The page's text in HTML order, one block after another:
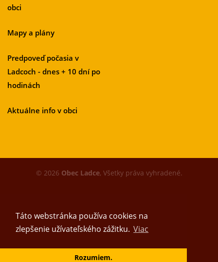
Táto webstránka používa cookies na
zlepšenie užívateľského zážitku. Viac
Rozumiem.
obci
Mapy a plány
Predpoveď počasia v
Ladcoch - dnes + 10 dní po
hodinách
Aktuálne info v obci
© 2026 Obec Ladce, Všetky práva vyhradené.
Vytvoril tím